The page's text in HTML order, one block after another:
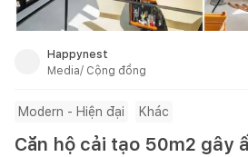
Happynest
Media/ Cộng đồng
Modern - Hiện đại Khác
Căn hộ cải tạo 50m2 gây